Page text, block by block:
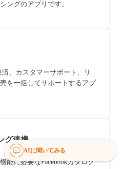
ングのアプリです。
、カスタマーサポート、リ
を一括してサポートするアプ
グ連携
能に必要なFacebookカタログ
AIに聞いてみる